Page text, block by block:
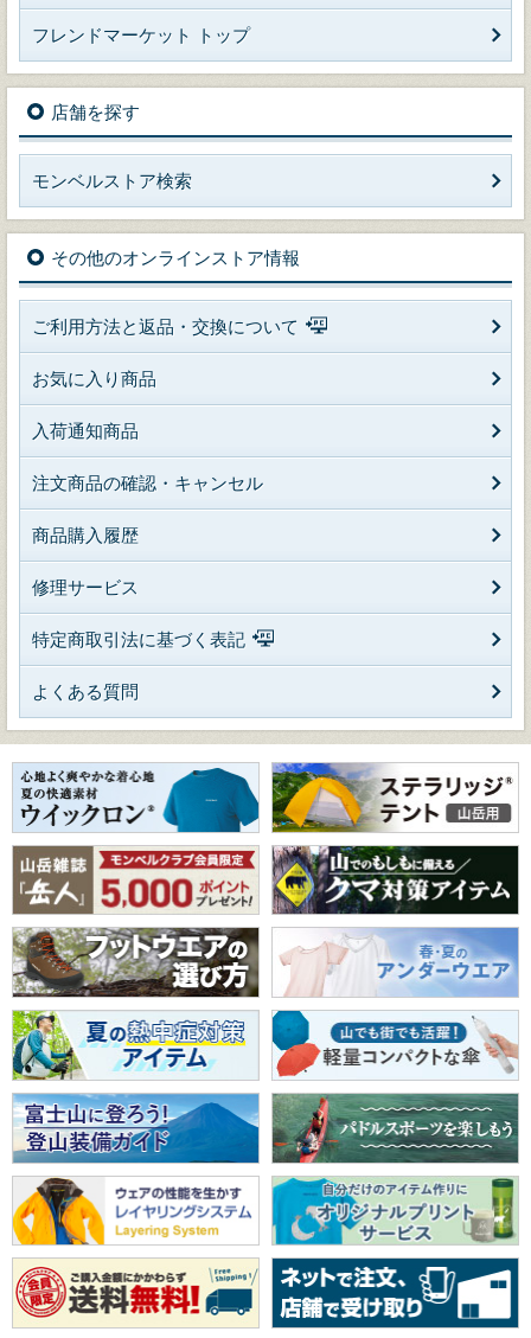
フレンドマーケット トップ
店舗を探す
モンベルストア検索
その他のオンラインストア情報
ご利用方法と返品・交換について
お気に入り商品
入荷通知商品
注文商品の確認・キャンセル
商品購入履歴
修理サービス
特定商取引法に基づく表記
よくある質問